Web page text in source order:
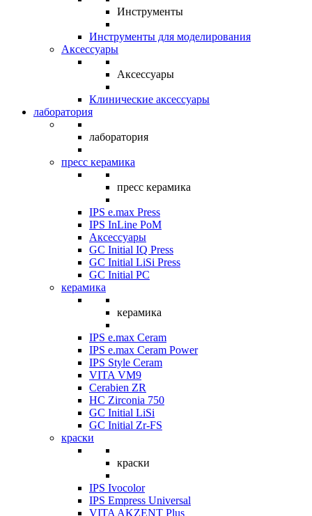
Инструменты
Инструменты для моделирования
Аксессуары
Аксессуары
Клинические аксессуары
лаборатория
лаборатория
пресс керамика
пресс керамика
IPS e.max Press
IPS InLine PoM
Аксессуары
GC Initial IQ Press
GC Initial LiSi Press
GC Initial PC
керамика
керамика
IPS e.max Ceram
IPS e.max Ceram Power
IPS Style Ceram
VITA VM9
Cerabien ZR
HC Zirconia 750
GC Initial LiSi
GC Initial Zr-FS
краски
краски
IPS Ivocolor
IPS Empress Universal
VITA AKZENT Plus